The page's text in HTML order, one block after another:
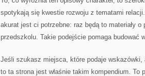
spotykają się kwestie rozwoju z tematami
akurat jest ci potrzebne: raz będą to materiały
przedszkolu. Takie podejście pomaga budować
Jeśli szukasz miejsca, które podaje
to ta strona jest właśnie takim kompendium.